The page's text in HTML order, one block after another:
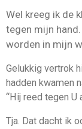
Wel kreeg ik de
tegen mijn
worden in mijn
Gelukkig vertrok
hadden kwamen
“Hij reed tegen U
Tja. Dat dacht ik